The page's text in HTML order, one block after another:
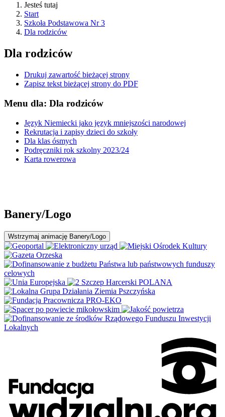
Jesteś tutaj
Start
Szkoła Podstawowa Nr 3
Dla rodziców
Dla rodziców
Drukuj zawartość bieżącej strony
Zapisz tekst bieżącej strony do PDF
Menu dla: Dla rodziców
Język Niemiecki jako język mniejszości narodowej
Rekrutacja i zapisy dzieci do szkoły
Dla klas ósmych
Podręczniki rok szkolny 2023/24
Karta rowerowa
Banery/Logo
Wstrzymaj animację Banery/Logo